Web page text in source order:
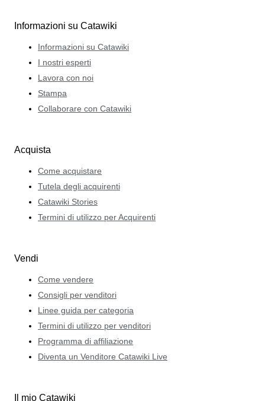
Informazioni su Catawiki
Informazioni su Catawiki
I nostri esperti
Lavora con noi
Stampa
Collaborare con Catawiki
Acquista
Come acquistare
Tutela degli acquirenti
Catawiki Stories
Termini di utilizzo per Acquirenti
Vendi
Come vendere
Consigli per venditori
Linee guida per categoria
Termini di utilizzo per venditori
Programma di affiliazione
Diventa un Venditore Catawiki Live
Il mio Catawiki